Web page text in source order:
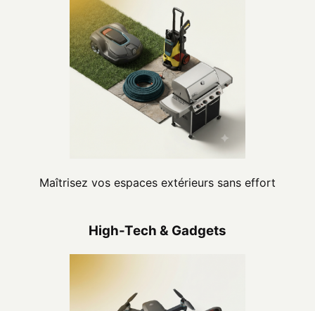
Maîtrisez vos espaces extérieurs sans effort
High-Tech & Gadgets